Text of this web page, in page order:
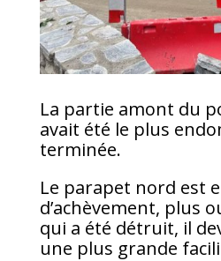
La partie amont du
avait été le plus
terminée.
Le parapet nord est
d’achèvement, plus
qui a été détruit, il
une plus grande